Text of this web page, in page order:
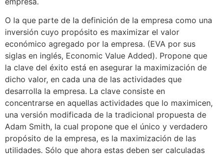
O la que parte de la definición de la empresa como una
inversión cuyo propósito es maximizar el valor
económico agregado por la empresa. (EVA por sus
siglas en inglés, Economic Value Added). Propone que
la clave del éxito está en asegurar la maximización de
dicho valor, en cada una de las actividades que
desarrolla la empresa. La clave consiste en
concentrarse en aquellas actividades que lo maximicen,
una versión modificada de la tradicional propuesta de
Adam Smith, la cual propone que el único y verdadero
propósito de la empresa, es la maximización de las
utilidades. Sólo que ahora estas deben ser calculadas